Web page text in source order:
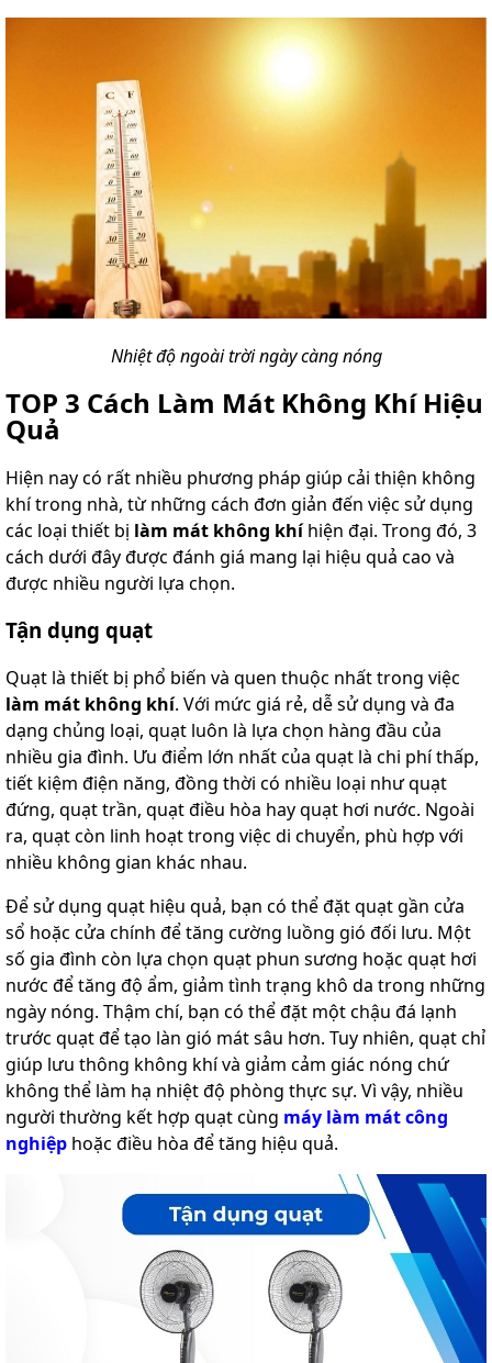
Nhiệt độ ngoài trời ngày càng nóng
TOP 3 Cách Làm Mát Không Khí Hiệu
Quả
Hiện nay có rất nhiều phương pháp giúp cải thiện không
khí trong nhà, từ những cách đơn giản đến việc sử dụng
các loại thiết bị làm mát không khíhiện đại. Trong đó, 3
cách dưới đây được đánh giá mang lại hiệu quả cao và
được nhiều người lựa chọn.
Tận dụng quạt
Quạt là thiết bị phổ biến và quen thuộc nhất trong việc
làm mát không khí. Với mức giá rẻ, dễ sử dụng và đa
dạng chủng loại, quạt luôn là lựa chọn hàng đầu của
nhiều gia đình. Ưu điểm lớn nhất của quạt là chi phí thấp,
tiết kiệm điện năng, đồng thời có nhiều loại như quạt
đứng, quạt trần, quạt điều hòa hay quạt hơi nước. Ngoài
ra, quạt còn linh hoạt trong việc di chuyển, phù hợp với
nhiều không gian khác nhau.
Để sử dụng quạt hiệu quả, bạn có thể đặt quạt gần cửa
sổ hoặc cửa chính để tăng cường luồng gió đối lưu. Một
số gia đình còn lựa chọn quạt phun sương hoặc quạt hơi
nước để tăng độ ẩm, giảm tình trạng khô da trong những
ngày nóng. Thậm chí, bạn có thể đặt một chậu đá lạnh
trước quạt để tạo làn gió mát sâu hơn. Tuy nhiên, quạt chỉ
giúp lưu thông không khí và giảm cảm giác nóng chứ
không thể làm hạ nhiệt độ phòng thực sự. Vì vậy, nhiều
người thường kết hợp quạt cùng máy làm mát công
nghiệp hoặc điều hòa để tăng hiệu quả.